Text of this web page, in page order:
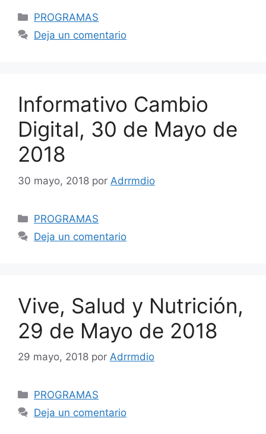
Categorías
PROGRAMAS
Deja un comentario
Informativo Cambio
Digital, 30 de Mayo de
2018
30 mayo, 2018 por Adrrmdio
Categorías
PROGRAMAS
Deja un comentario
Vive, Salud y Nutrición,
29 de Mayo de 2018
29 mayo, 2018 por Adrrmdio
Categorías
PROGRAMAS
Deja un comentario